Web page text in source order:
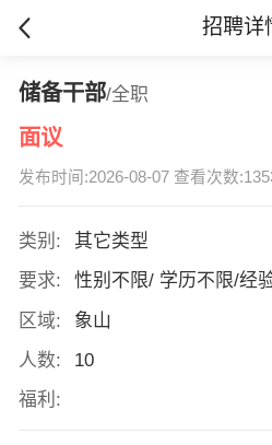
招聘详
储备干部/全职
面议
发布时间:2026-08-07 查看次数
类别:
其它类型
要求:
性别不限/ 学历不限/经
区域:
象山
人数:
10
福利: